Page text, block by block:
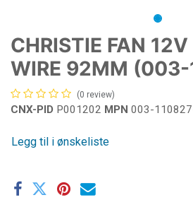
CHRISTIE FAN
WIRE 92MM
(0 review)
CNX-PID P001202 MPN 003-
Legg til i ønskeliste